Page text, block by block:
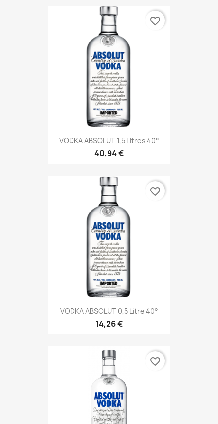
VODKA ABSOLUT 1,5 Litres 40°
40,94 €
favorite_border
VODKA ABSOLUT 0,5 Litre 40°
14,26 €
favorite_border
favorite_border